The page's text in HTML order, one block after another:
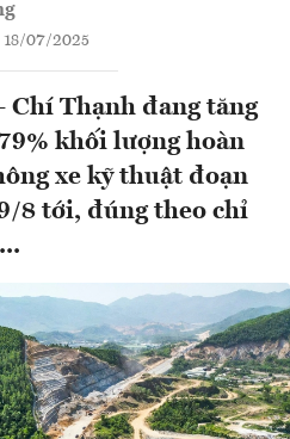
18/07/2025
Chí Thạnh đang tăng
khối lượng hoàn
xe kỹ thuật đoạn
8 tới, đúng theo chỉ